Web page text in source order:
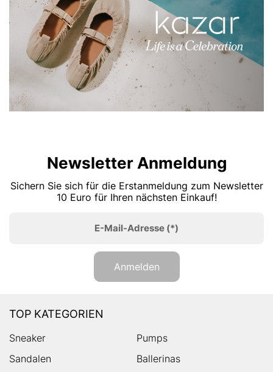
Newsletter Anmeldung
Sichern Sie sich für die Erstanmeldung zum Newsletter
10 Euro für Ihren nächsten Einkauf!
E-Mail-Adresse (*)
Anmelden
TOP KATEGORIEN
Sneaker
Pumps
Sandalen
Ballerinas